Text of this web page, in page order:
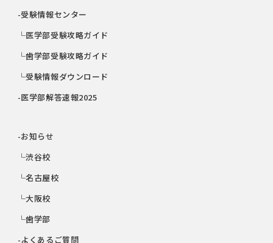
-受験情報センター
└医学部受験攻略ガイド
└歯学部受験攻略ガイド
└受験情報ダウンロード
-医学部解答速報2025
-お知らせ
└渋谷校
└名古屋校
└大阪校
└歯学部
-よくあるご質問